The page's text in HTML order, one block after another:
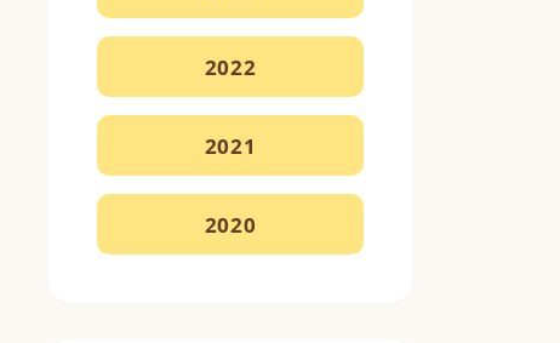
2022
2021
2020